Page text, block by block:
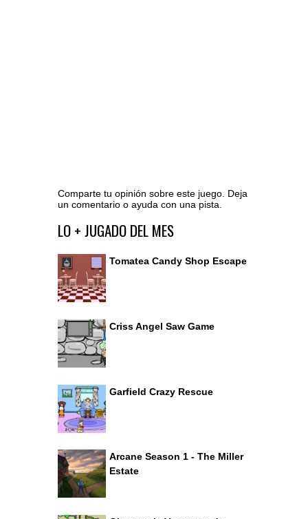
Comparte tu opinión sobre este juego. Deja
un comentario o ayuda con una pista.
Ir al editor de comentarios
LO + JUGADO DEL MES
Tomatea Candy Shop Escape
Criss Angel Saw Game
Garfield Crazy Rescue
Arcane Season 1 - The Miller
Estate